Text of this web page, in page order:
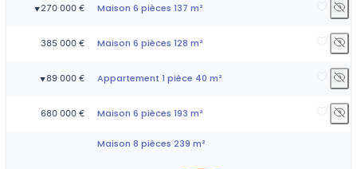
▼ 270 000 € Maison 6 pièces 137 m²
385 000 € Maison 6 pièces 128 m²
▼89 000 € Appartement 1 pièce 40 m²
680 000 € Maison 6 pièces 193 m²
Maison 8 pièces 239 m²